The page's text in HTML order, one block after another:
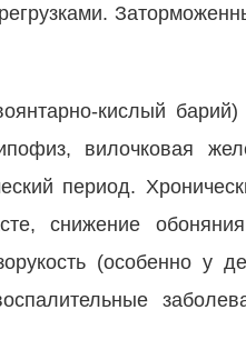
кислый барий)
вилочковая
период.
снижение
(особенно у